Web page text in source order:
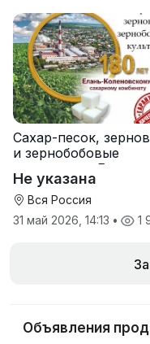
Сахар-песок,
и зернобобовые
культуры от Елань-
Коленовский СЗ
Не указана
Вся Россия
31 май 2026, 14:13 • 1
Объявления